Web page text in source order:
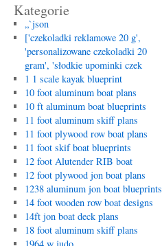
Kategorie
„`json
['czekoladki reklamowe 20 g',
'personalizowane czekoladki 20
gram', 'słodkie upominki czek
1 1 scale kayak blueprint
10 foot aluminum boat plans
10 ft aluminum boat blueprints
11 foot aluminum skiff plans
11 foot plywood row boat plans
11 foot skif boat blueprints
12 foot Alutender RIB boat
12 foot plywood jon boat plans
1238 aluminum jon boat blueprints
14 foot wooden row boat designs
14ft jon boat deck plans
18 foot aluminum skiff plans